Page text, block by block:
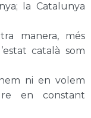
la Catalunya
manera, més
català som
ni en volem
en constant